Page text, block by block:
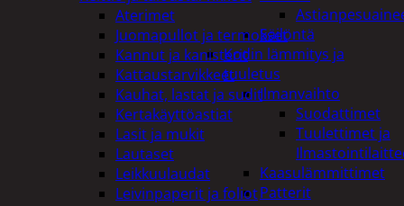
Säilöntä
Kodin lämmitys ja
tuuletus
Ilmanvaihto
Suodattimet
Tuulettimet ja
Kaasulämmittimet
Patterit
Aterimet
Juomapullot ja termokset
Kannut ja kanisterit
Kattaustarvikkeet
Kauhat, lastat ja sudit
Kertakäyttöastiat
Lasit ja mukit
Lautaset
Leikkuulaudat
Leivinpaperit ja foliot